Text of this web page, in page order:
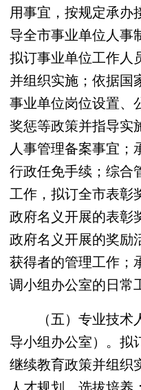
用事宜，按规定承办
导全市事业单位人事
拟订事业单位工作人
并组织实施；依据国
事业单位岗位设置、
奖惩等政策并指导实
人事管理备案事宜；
行政任免手续；综合
工作，拟订全市表彰
政府名义开展的表彰
政府名义开展的奖励
获得者的管理工作；
调小组办公室的日常
（五）专业技术
导小组办公室）。拟
继续教育政策并组织